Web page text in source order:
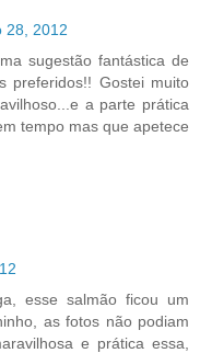
28, 2012
sugestão fantástica de
preferidos!! Gostei muito
a parte prática
tempo mas que apetece
esse salmão ficou um
as fotos não podiam
e prática essa,